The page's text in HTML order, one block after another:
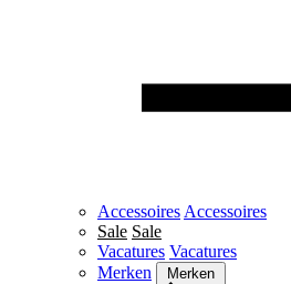
Accessoires Accessoires
Sale Sale
Vacatures Vacatures
Merken
Merken